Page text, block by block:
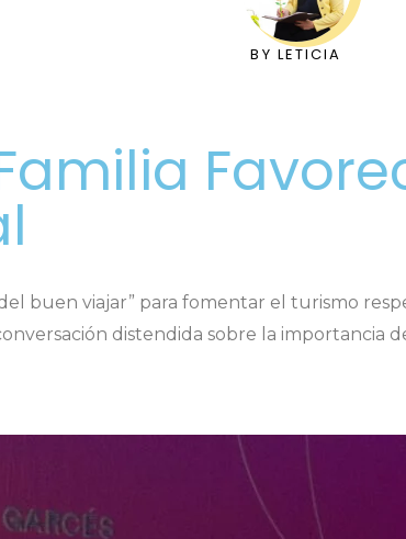
BY LETICIA
buen viajar” para fomentar el turismo
distendida sobre la importancia